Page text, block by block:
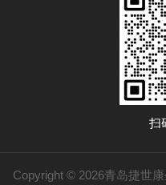
扫
Copyright © 2026青岛捷世